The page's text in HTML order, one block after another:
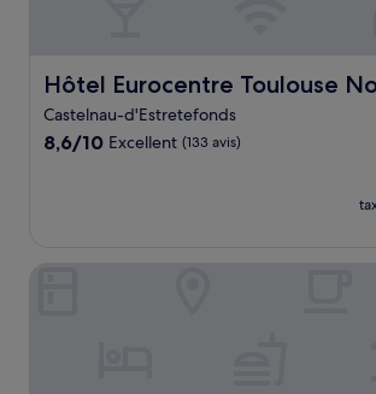
Hôtel Eurocentre Toulouse
Hôtel Eurocentre Toulouse Nord 3
Castelnau-d'Estretefonds
8.6
8,6/10 Excellent (133 avis)